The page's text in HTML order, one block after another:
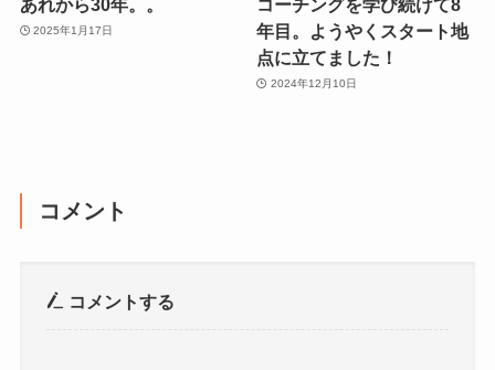
あれから30年。。
2025年1月17日
コーチングを学び続けて8
年目。ようやくスタート地
点に立てました！
2024年12月10日
コメント
コメントする